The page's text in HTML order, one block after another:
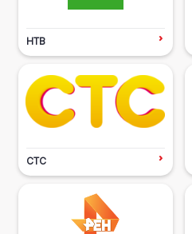
НТВ
СТС